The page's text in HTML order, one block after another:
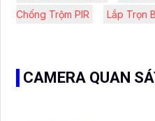
Chống Trộm PIR
Lắp Trọn
CAMERA QUAN